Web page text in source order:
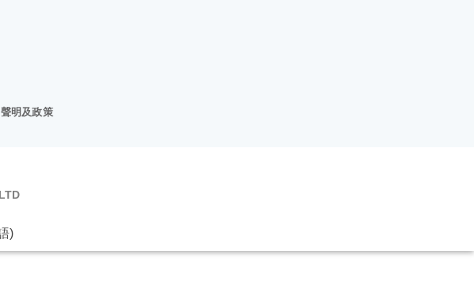
明及政策
)